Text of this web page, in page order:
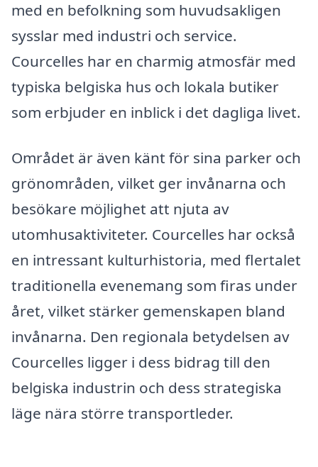
med en befolkning som huvudsakligen
sysslar med industri och service.
Courcelles har en charmig atmosfär med
typiska belgiska hus och lokala butiker
som erbjuder en inblick i det dagliga livet.
Området är även känt för sina parker och
grönområden, vilket ger invånarna och
besökare möjlighet att njuta av
utomhusaktiviteter. Courcelles har också
en intressant kulturhistoria, med flertalet
traditionella evenemang som firas under
året, vilket stärker gemenskapen bland
invånarna. Den regionala betydelsen av
Courcelles ligger i dess bidrag till den
belgiska industrin och dess strategiska
läge nära större transportleder.